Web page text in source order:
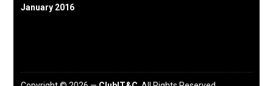
January 2016